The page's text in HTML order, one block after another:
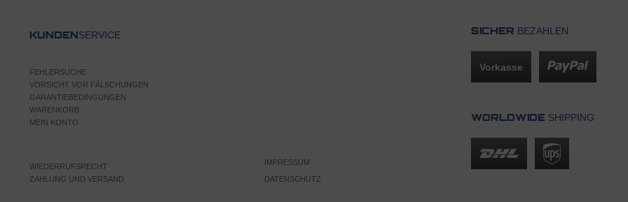
KUNDENSERVICE
FEHLERSUCHE
VORSICHT VOR FÄLSCHUNGEN
GARANTIEBEDINGUNGEN
WARENKORB
MEIN KONTO
WIEDERRUFSRECHT
ZAHLUNG UND VERSAND
IMPRESSUM
DATENSCHUTZ
SICHER BEZAHLEN
Vorkasse
WORLDWIDE SHIPPING